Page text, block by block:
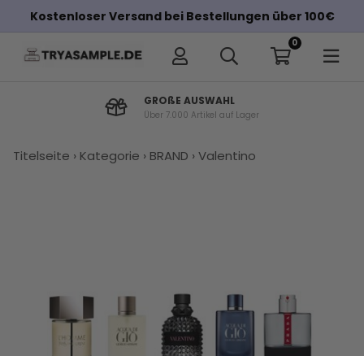
Kostenloser Versand bei Bestellungen über 100€
0
GROßE AUSWAHL
Über 7.000 Artikel auf Lager
Titelseite › Kategorie › BRAND ›Valentino